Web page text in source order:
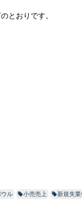
とおりです。
ウル 小売売上 新規失